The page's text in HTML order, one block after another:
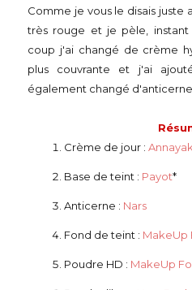
Comme je vous le disais juste
très rouge et je pèle,
coup j'ai changé de crème
plus couvrante et j'ai
également changé
Crème de jour :
Base de teint : Payot*
Anticerne : Nars
Fond de teint : MakeUp
Poudre HD : MakeUp